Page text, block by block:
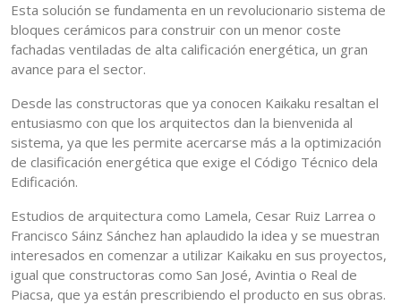
Esta solución se fundamenta en un revolucionario sistema de
bloques cerámicos para construir con un menor coste
fachadas ventiladas de alta calificación energética, un gran
avance para el sector.
Desde las constructoras que ya conocen Kaikaku resaltan el
entusiasmo con que los arquitectos dan la bienvenida al
sistema, ya que les permite acercarse más a la optimización
de clasificación energética que exige el Código Técnico dela
Edificación.
Estudios de arquitectura como Lamela, Cesar Ruiz Larrea o
Francisco Sáinz Sánchez han aplaudido la idea y se muestran
interesados en comenzar a utilizar Kaikaku en sus proyectos,
igual que constructoras como San José, Avintia o Real de
Piacsa, que ya están prescribiendo el producto en sus obras.